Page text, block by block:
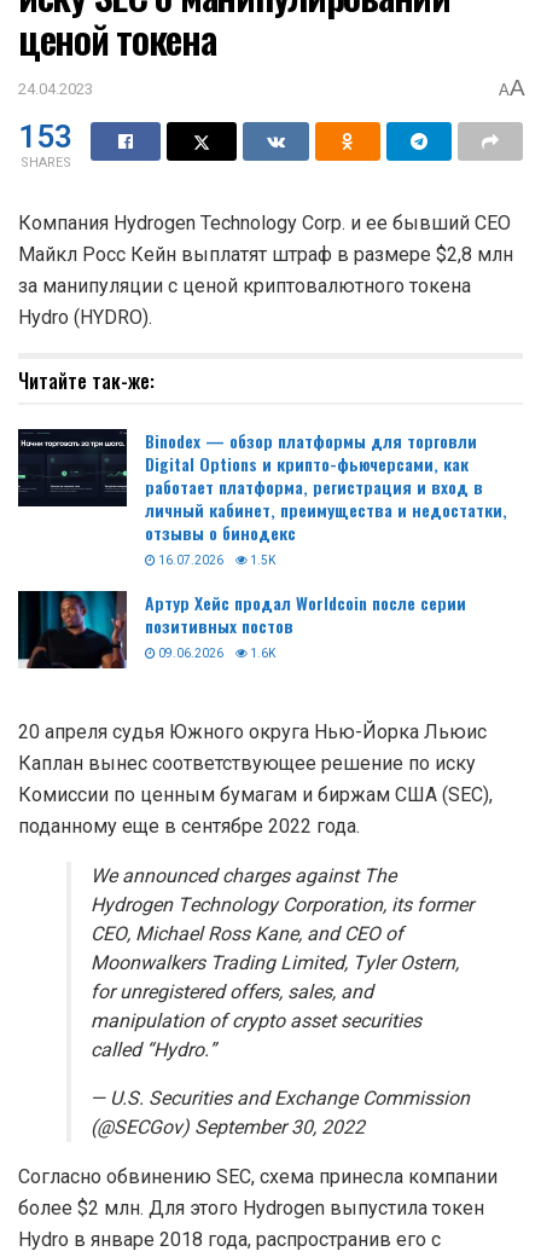
ценой токена
24.04.2023 AA
153
SHARES
Компания Hydrogen Technology Corp. и ее бывший CEO
Майкл Росс Кейн выплатят штраф в размере $2,8 млн
за манипуляции с ценой криптовалютного токена
Hydro (HYDRO).
Читайте так-же:
Binodex — обзор платформы для торговли
Digital Options и крипто-фьючерсами, как
работает платформа, регистрация и вход в
личный кабинет, преимущества и недостатки,
отзывы о бинодекс
16.07.2026 1.5K
Артур Хейс продал Worldcoin после серии
позитивных постов
09.06.2026 1.6K
20 апреля судья Южного округа Нью-Йорка Льюис
Каплан вынес соответствующее решение по иску
Комиссии по ценным бумагам и биржам США (SEC),
поданному еще в сентябре 2022 года.
We announced charges against The
Hydrogen Technology Corporation, its former
CEO, Michael Ross Kane, and CEO of
Moonwalkers Trading Limited, Tyler Ostern,
for unregistered offers, sales, and
manipulation of crypto asset securities
called “Hydro.”
— U.S. Securities and Exchange Commission
(@SECGov) September 30, 2022
Согласно обвинению SEC, схема принесла компании
более $2 млн. Для этого Hydrogen выпустила токен
Hydro в январе 2018 года, распространив его с